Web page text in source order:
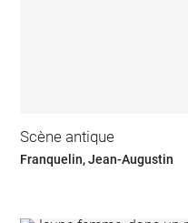
Scène antique
Franquelin, Jean-Augustin